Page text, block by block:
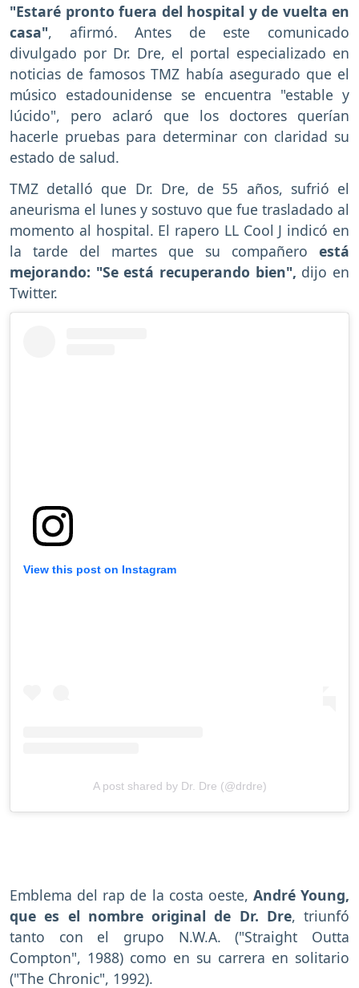
"Estaré pronto fuera del hospital y de vuelta en
casa", afirmó. Antes de este comunicado
divulgado por Dr. Dre, el portal especializado en
noticias de famosos TMZ había asegurado que el
músico estadounidense se encuentra "estable y
lúcido", pero aclaró que los doctores querían
hacerle pruebas para determinar con claridad su
estado de salud.
TMZ detalló que Dr. Dre, de 55 años, sufrió el
aneurisma el lunes y sostuvo que fue trasladado al
momento al hospital. El rapero LL Cool J indicó en
la tarde del martes que su compañero está
mejorando: "Se está recuperando bien", dijo en
Twitter.
View this post on Instagram
A post shared by Dr. Dre (@drdre)
Emblema del rap de la costa oeste, André Young,
que es el nombre original de Dr. Dre, triunfó
tanto con el grupo N.W.A. ("Straight Outta
Compton", 1988) como en su carrera en solitario
("The Chronic", 1992).